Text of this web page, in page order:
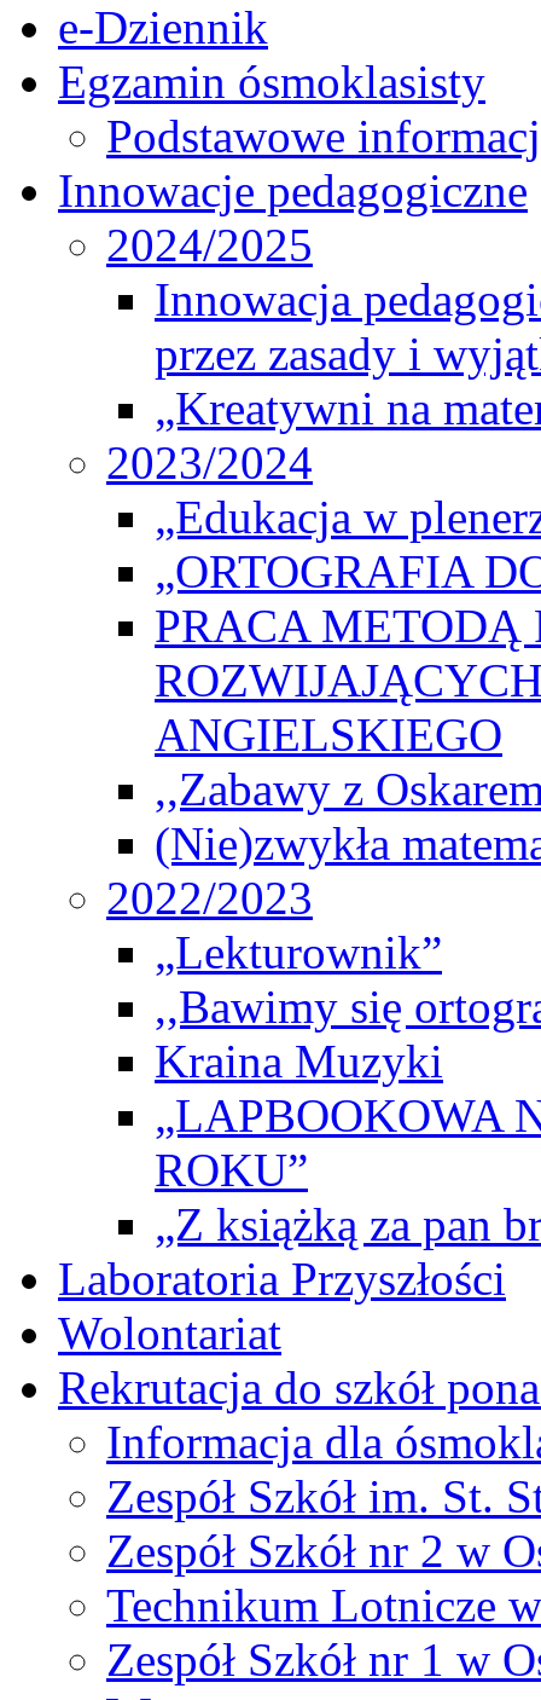
e-Dziennik
Egzamin ósmoklasisty
Podstawowe
Innowacje pedagogiczne
2024/2025
Innowacja
przez zasady i
„Kreatywni na
2023/2024
„Edukacja w
„ORTOGRAFIA
PRACA METODĄ
ANGIELSKIEGO
,,Zabawy z
(Nie)zwykła
2022/2023
„Lekturownik”
,,Bawimy się
Kraina Muzyki
„LAPBOOKOWA
ROKU”
„Z książką za pan
Laboratoria Przyszłości
Wolontariat
Rekrutacja do szkół
Informacja dla
Zespół Szkół im. St.
Zespół Szkół nr 2 w
Technikum Lotnicze
Zespół Szkół nr 1 w